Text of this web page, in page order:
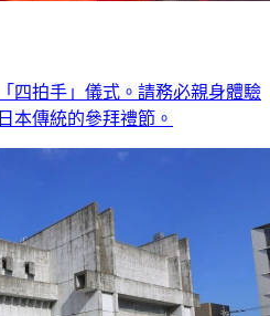
四拍手」儀式。請務必親身體驗
本傳統的參拜禮節。